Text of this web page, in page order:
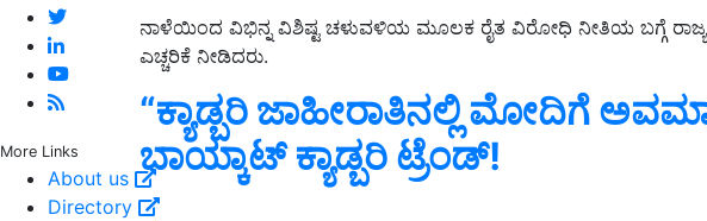
More Links
About us
Directory
ನಾಳೆಯಿಂದ ವಿಭಿನ್ನ ವಿಶಿಷ್ಟ ಚಳುವಳಿಯ ಮೂಲಕ ರೈತ ವಿರೋಧಿ ನೀತಿಯ ಬಗ್ಗೆ
ಎಚ್ಚರಿಕೆ ನೀಡಿದರು.
“ಕ್ಯಾಡ್ಬರಿ ಜಾಹೀರಾತಿನಲ್ಲಿ ಮೋದಿಗೆ
ಬಾಯ್ಕಾಟ್‌ ಕ್ಯಾಡ್ಬರಿ ಟ್ರೆಂಡ್‌!